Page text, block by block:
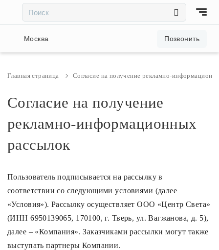
Акции и скидки
Бра
Москва Позвонить
Главная страница Согласие на получение рекламно-
Согласие на получение
рекламно-информационных
рассылок
Пользователь подписывается на рассылку в
соответствии со следующими условиями (далее
«Условия»). Рассылку осуществляет ООО «Центр Света»
(ИНН 6950139065, 170100, г. Тверь, ул. Вагжанова, д. 5),
далее – «Компания». Заказчиками рассылки могут также
выступать партнеры Компании.
××